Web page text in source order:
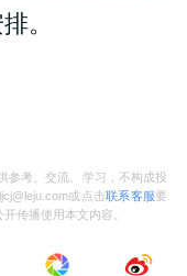
。
参考、交流、学习，不构成投
或点击联系客服要
传播使用本文内容。